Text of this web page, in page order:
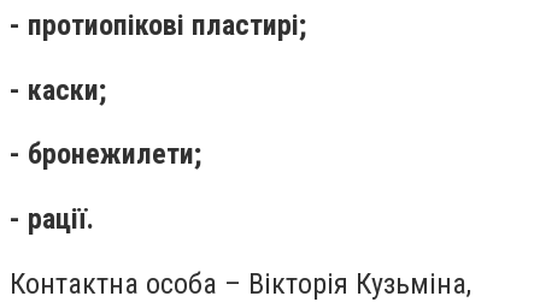
- протиопікові пластирі;
- каски;
- бронежилети;
- рації.
Контактна особа – Вікторія Кузьміна,